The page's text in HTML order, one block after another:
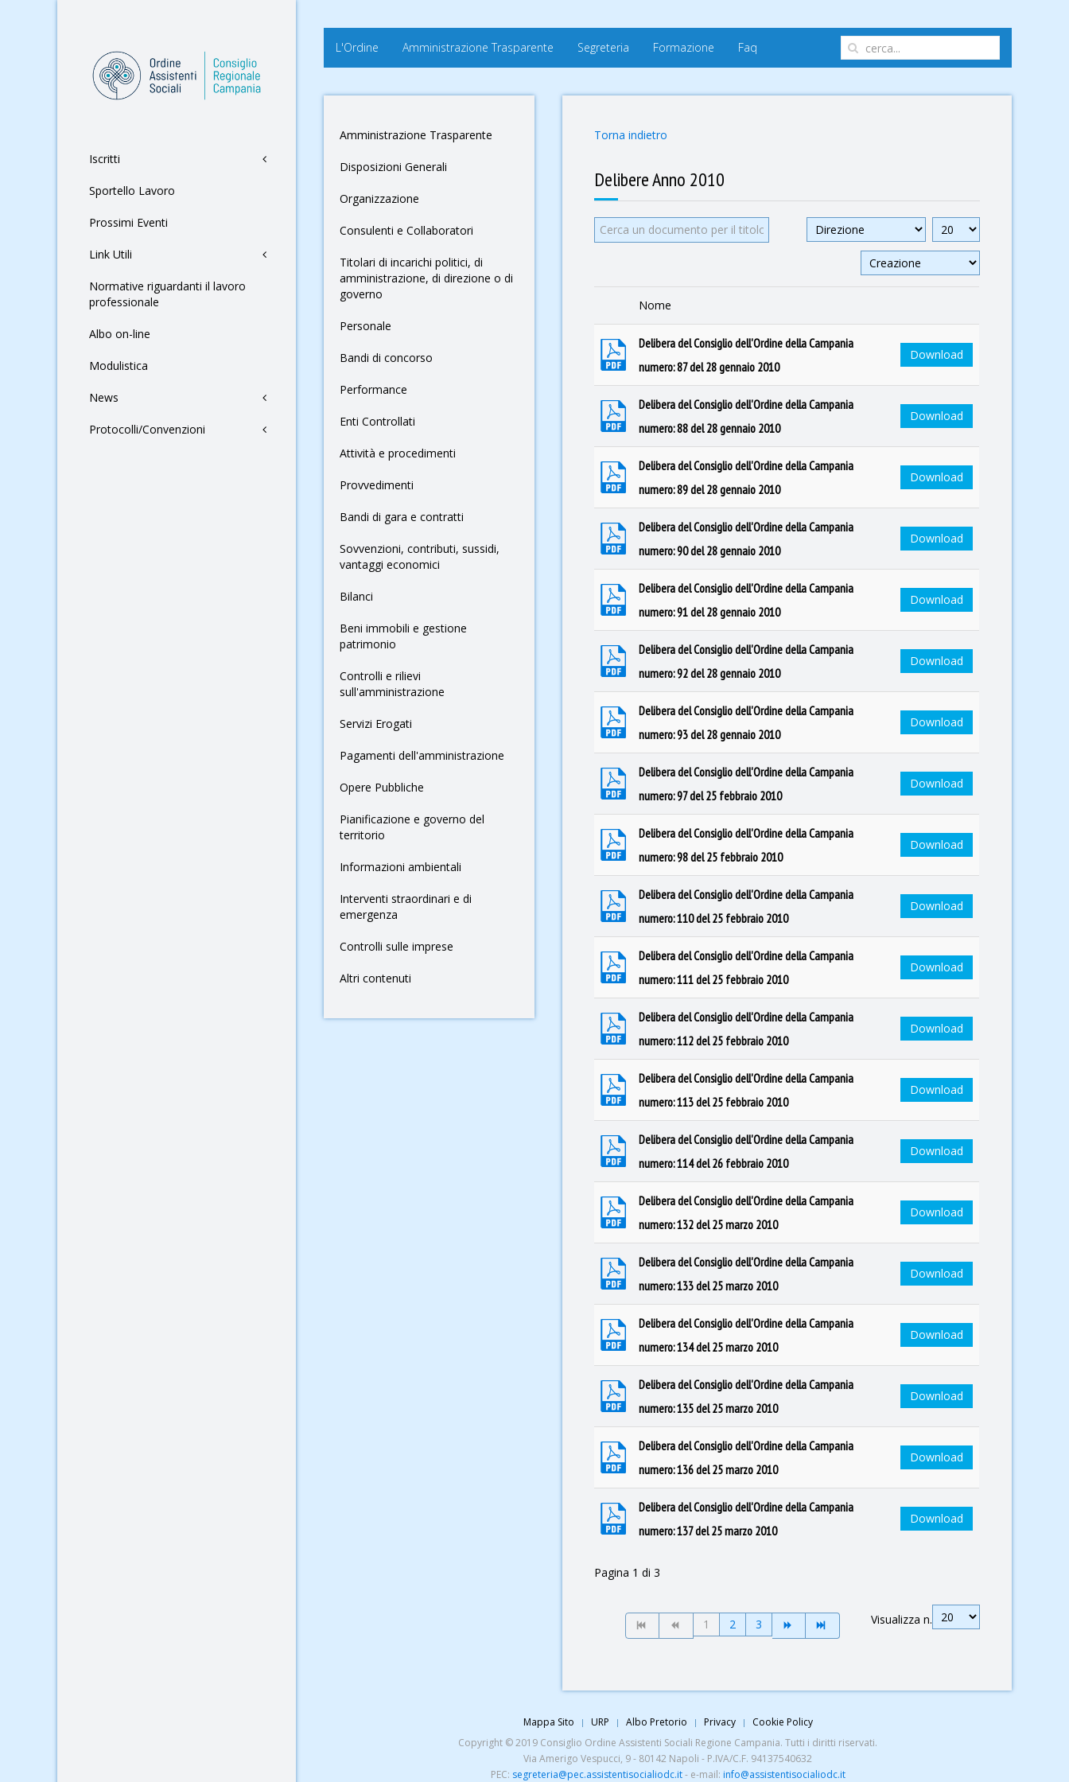
Iscritti
Sportello Lavoro
Prossimi Eventi
Link Utili
Normative riguardanti il lavoro
professionale
Albo on-line
Modulistica
News
Protocolli/Convenzioni
L'Ordine Amministrazione Trasparente Segreteria Formazione Faq
Torna indietro
Delibere Anno 2010
Sospeso Cerca un documento
Visualizza
n.
Nome
Delibera del Consiglio dell'Ordine della Campania
numero: 87 del 28 gennaio 2010
Download
Delibera del Consiglio dell'Ordine della Campania
numero: 88 del 28 gennaio 2010
Download
Delibera del Consiglio dell'Ordine della Campania
numero: 89 del 28 gennaio 2010
Download
Delibera del Consiglio dell'Ordine della Campania
numero: 90 del 28 gennaio 2010
Download
Delibera del Consiglio dell'Ordine della Campania
numero: 91 del 28 gennaio 2010
Download
Delibera del Consiglio dell'Ordine della Campania
numero: 92 del 28 gennaio 2010
Download
Delibera del Consiglio dell'Ordine della Campania
numero: 93 del 28 gennaio 2010
Download
Delibera del Consiglio dell'Ordine della Campania
numero: 97 del 25 febbraio 2010
Download
Delibera del Consiglio dell'Ordine della Campania
numero: 98 del 25 febbraio 2010
Download
Delibera del Consiglio dell'Ordine della Campania
numero: 110 del 25 febbraio 2010
Download
Delibera del Consiglio dell'Ordine della Campania
numero: 111 del 25 febbraio 2010
Download
Delibera del Consiglio dell'Ordine della Campania
numero: 112 del 25 febbraio 2010
Download
Delibera del Consiglio dell'Ordine della Campania
numero: 113 del 25 febbraio 2010
Download
Delibera del Consiglio dell'Ordine della Campania
numero: 114 del 26 febbraio 2010
Download
Delibera del Consiglio dell'Ordine della Campania
numero: 132 del 25 marzo 2010
Download
Delibera del Consiglio dell'Ordine della Campania
numero: 133 del 25 marzo 2010
Download
Delibera del Consiglio dell'Ordine della Campania
numero: 134 del 25 marzo 2010
Download
Delibera del Consiglio dell'Ordine della Campania
numero: 135 del 25 marzo 2010
Download
Delibera del Consiglio dell'Ordine della Campania
numero: 136 del 25 marzo 2010
Download
Delibera del Consiglio dell'Ordine della Campania
numero: 137 del 25 marzo 2010
Download
Pagina 1 di 3
Visualizza n.
1 2 3
Amministrazione Trasparente
Disposizioni Generali
Organizzazione
Consulenti e Collaboratori
Titolari di incarichi politici, di
amministrazione, di direzione o di
governo
Personale
Bandi di concorso
Performance
Enti Controllati
Attività e procedimenti
Provvedimenti
Bandi di gara e contratti
Sovvenzioni, contributi, sussidi,
vantaggi economici
Bilanci
Beni immobili e gestione
patrimonio
Controlli e rilievi
sull'amministrazione
Servizi Erogati
Pagamenti dell'amministrazione
Opere Pubbliche
Pianificazione e governo del
territorio
Informazioni ambientali
Interventi straordinari e di
emergenza
Controlli sulle imprese
Altri contenuti
Mappa Sito URP Albo Pretorio Privacy
Cookie Policy
Copyright © 2019 Consiglio Ordine Assistenti Sociali Regione Campania. Tutti i diritti riservati.
Via Amerigo Vespucci, 9 - 80142 Napoli - P.IVA/C.F. 94137540632
PEC: segreteria@pec.assistentisocialiodc.it- e-mail: info@assistentisocialiodc.it